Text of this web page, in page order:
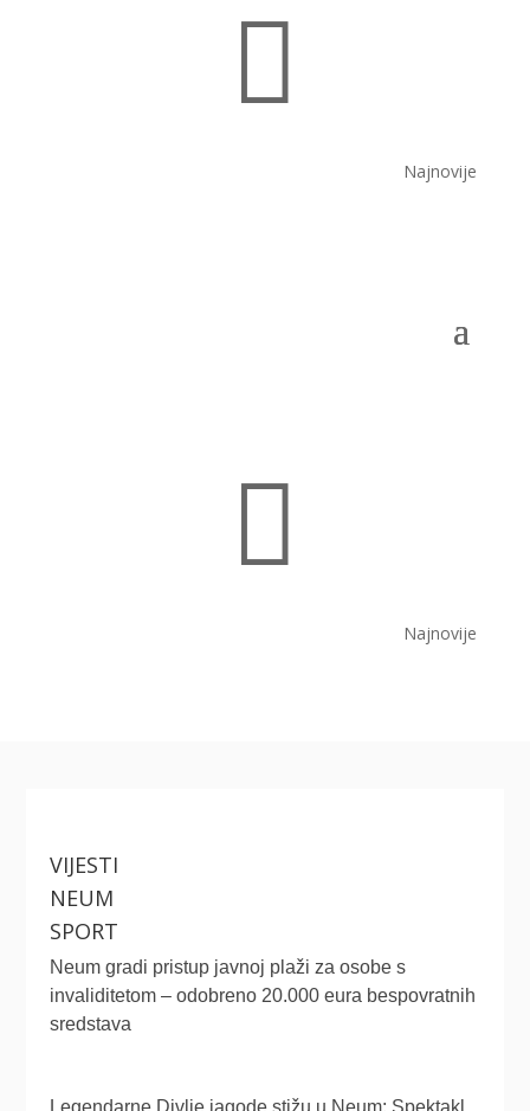

Najnovije

Najnovije
VIJESTI
NEUM
SPORT
Neum gradi pristup javnoj plaži za osobe s
invaliditetom – odobreno 20.000 eura bespovratnih
sredstava
Legendarne Divlje jagode stižu u Neum: Spektakl